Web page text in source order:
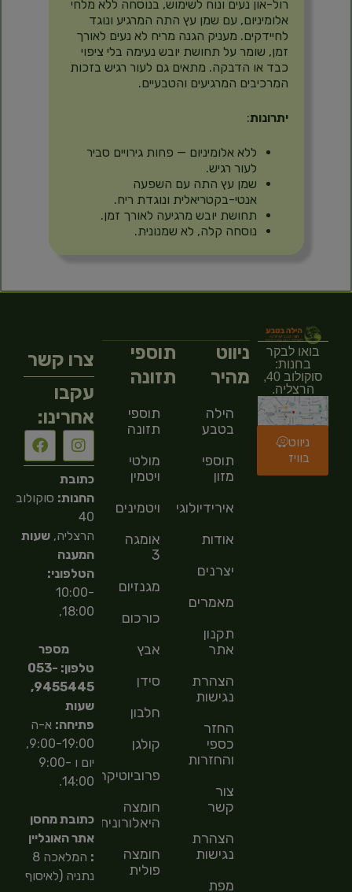
רול-און נעים ונוח לשימוש, בנוסחה ללא מלחי
אלומיניום, עם שמן עץ התה המרגיע ונוגד
לחיידקים. מעניק הגנה מריח לא נעים לאורך
זמן, שומר על תחושת יובש נעימה בלי ציפוי
כבד או הדבקה. מתאים גם לעור רגיש בזכות
המרכיבים המרגיעים והטבעיים.
יתרונות:
ללא אלומיניום — פחות גירויים סביר
לעור רגיש.
שמן עץ התה עם השפעה
אנטי-בקטריאלית ונוגדת ריח.
תחושת יובש מרגיעה לאורך זמן.
נוסחה קלה, לא שמנונית.
בואו לבקר
בחנות:
סוקולוב 40,
הרצליה.
ניווט
בוויז
ניווט
מהיר
הילה
בטבע
תוספי
מזון
אירידיולוגיה
אודות
יצרנים
מאמרים
תקנון
אתר
הצהרת
נגישות
החזר
כספי
והחזרות
צור
קשר
הצהרת
נגישות
מפת
תוספי
תזונה
תוספי
תזונה
מולטי
ויטמין
ויטמינים
אומגה
3
מגנזיום
כורכום
אבץ
סידן
חלבון
קולגן
פרוביוטיקה
חומצה
היאלורונית
חומצה
פולית
צרו קשר
עקבו
אחרינו:
כתובת
החנות: סוקולוב
40
הרצליה,שעות
המענה
הטלפוני:
10:00-
18:00,
מספר
טלפון: 053-
9455445,
שעות
פתיחה: א-ה
9:00-19:00,
יום ו 9:00-
14:00.
כתובת מחסן
אתר האונליין
:
המלאכה 8
נתניה (לאיסוף